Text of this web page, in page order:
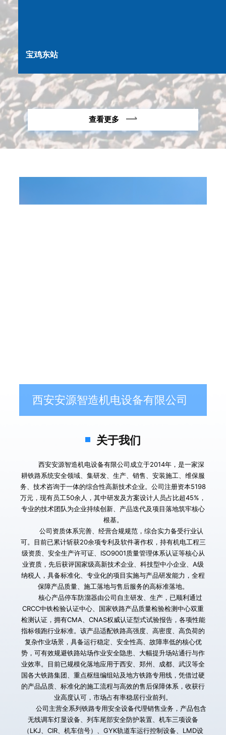
宝鸡东站
查看更多
关于我们
耕铁路系统安全领域、集研发、生产、销售、安装施工、维保服
务、技术咨询于一体的综合性高新技术企业。公司注册资本5198
万元，现有员工50余人，其中研发及方案设计人员占比超45%，
专业的技术团队为企业持续创新、产品迭代及项目落地筑牢核心
根基。
可。目前已累计斩获20余项专利及软件著作权，持有机电工程三
级资质、安全生产许可证、ISO9001质量管理体系认证等核心从
业资质，先后获评国家级高新技术企业、科技型中小企业、A级
纳税人，具备标准化、专业化的项目实施与产品研发能力，全程
保障产品质量、施工落地与售后服务的高标准落地。
CRCC中铁检验认证中心、国家铁路产品质量检验检测中心双重
检测认证，拥有CMA、CNAS权威认证型式试验报告，各项性能
指标领跑行业标准。该产品适配铁路高强度、高密度、高负荷的
复杂作业场景，具备运行稳定、安全性高、故障率低的核心优
势，可有效规避铁路站场作业安全隐患、大幅提升场站通行与作
业效率。目前已规模化落地应用于西安、郑州、成都、武汉等全
国各大铁路集团、重点枢纽编组站及地方铁路专用线，凭借过硬
的产品品质、标准化的施工流程与高效的售后保障体系，收获行
业高度认可，市场占有率稳居行业前列。
无线调车灯显设备、列车尾部安全防护装置、机车三项设备
（LKJ、CIR、机车信号）、GYK轨道车运行控制设备、LMD设
西安安源智造机电设备有限公司